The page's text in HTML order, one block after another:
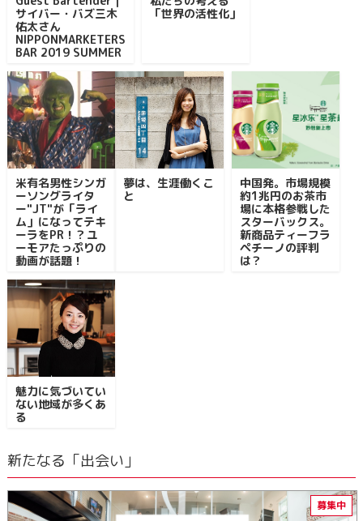
サイバー・バズ三木
佑太さん
NIPPONMARKETERS
BAR 2019 SUMMER
「世界の活性化」
米有名男性シンガ
ーソングライタ
ー"JT"が「ライ
ム」になってテキ
ーラをPR！？ユ
ーモアたっぷりの
動画が話題！
夢は、生涯働くこ
と
中国発。市場規模
約1兆円のお茶市
場に本格参戦した
スターバックス。
新商品ティーフラ
ペチーノの評判
は？
魅力に気づいてい
ない地域が多くあ
る
新たなる「出会い」